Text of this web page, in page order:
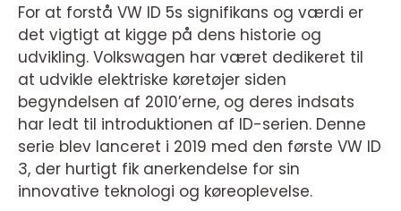
For at forstå VW ID 5s signifikans og værdi er
det vigtigt at kigge på dens historie og
udvikling. Volkswagen har været dedikeret til
at udvikle elektriske køretøjer siden
begyndelsen af 2010’erne, og deres indsats
har ledt til introduktionen af ID-serien. Denne
serie blev lanceret i 2019 med den første VW ID
3, der hurtigt fik anerkendelse for sin
innovative teknologi og køreoplevelse.